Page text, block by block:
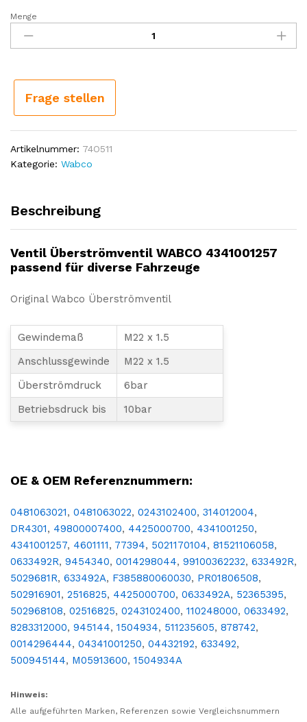
Ventil
Überströmventil
WABCO
passend
Menge
Frage stellen
Artikelnummer: 74O511
Kategorie: Wabco
Beschreibung
Ventil Überströmventil WABCO 4341001257
passend für diverse Fahrzeuge
Original Wabco Überströmventil
Gewindemaß
M22 x 1.5
Anschlussgewinde
M22 x 1.5
Überströmdruck
6bar
Betriebsdruck bis
10bar
OE & OEM Referenznummern:
0481063021, 0481063022, 0243102400, 314012004,
DR4301, 49800007400, 4425000700, 4341001250,
4341001257, 4601111, 77394, 5021170104, 81521106058,
0633492R, 9454340, 0014298044, 99100362232, 633492R,
5029681R, 633492A, F385880060030, PR01806508,
502916901, 2516825, 4425000700, 0633492A, 52365395,
502968108, 02516825, 0243102400, 110248000, 0633492,
8283312000, 945144, 1504934, 511235605, 878742,
0014296444, 04341001250, 04432192, 633492,
500945144, M05913600, 1504934A
Hinweis:
Alle aufgeführten Marken, Referenzen sowie Vergleichsnummern